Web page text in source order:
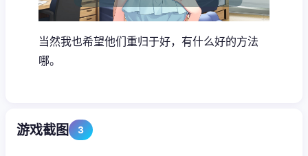
当然我也希望他们重归于好，有什么好的方法
哪。
游戏截图 3